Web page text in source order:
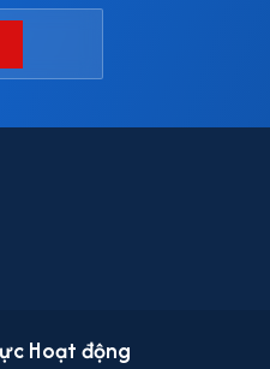
Hoạt động